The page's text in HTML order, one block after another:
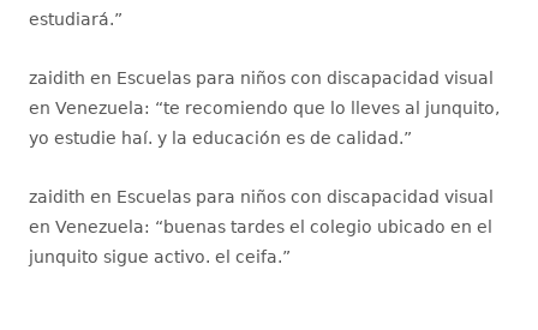
estudiará.”
zaidith en Escuelas para niños con discapacidad visual
en Venezuela: “te recomiendo que lo lleves al junquito,
yo estudie haí. y la educación es de calidad.”
zaidith en Escuelas para niños con discapacidad visual
en Venezuela: “buenas tardes el colegio ubicado en el
junquito sigue activo. el ceifa.”